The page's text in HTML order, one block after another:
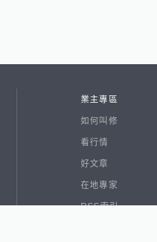
業主專區
如何叫修
看行情
好文章
在地專家
RSS索引